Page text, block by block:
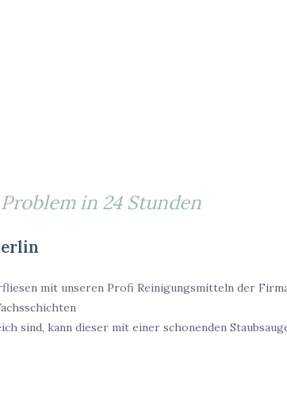
in 24 Stunden
mit unseren Profi Reinigungsmitteln der
sind, kann dieser mit einer schonenden